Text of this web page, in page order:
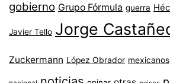
gobierno Grupo Fórmula guerra
Javier Tello Jorge
Zuckermann López Obrador mexicanos